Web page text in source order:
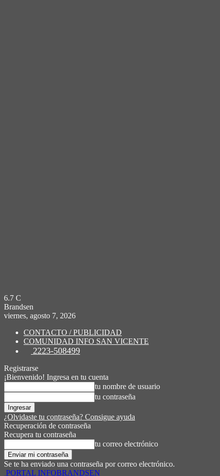
6.7 C
Brandsen
viernes, agosto 7, 2026
CONTACTO / PUBLICIDAD
COMUNIDAD INFO SAN VICENTE
2223-508499
Registrarse
¡Bienvenido! Ingresa en tu cuenta
tu nombre de usuario
tu contraseña
¿Olvidaste tu contraseña? Consigue ayuda
Recuperación de contraseña
Recupera tu contraseña
tu correo electrónico
Se te ha enviado una contraseña por correo electrónico.
PORTAL INFOBRANDSEN